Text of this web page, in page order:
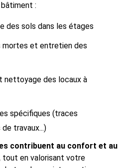
:
des sols dans les étages
mortes et entretien des
nettoyage des locaux à
spécifiques (traces
de travaux...)
contribuent au confort et au
tout en valorisant votre